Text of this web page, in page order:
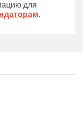
для
.